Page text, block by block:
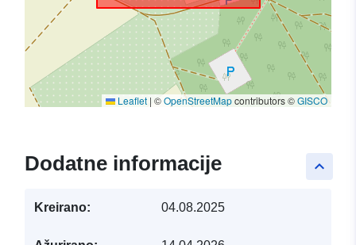
Leaflet | ©OpenStreetMapcontributors ©GISCO
keyboard_arrow_up
Dodatne informacije
Kreirano: 04.08.2025